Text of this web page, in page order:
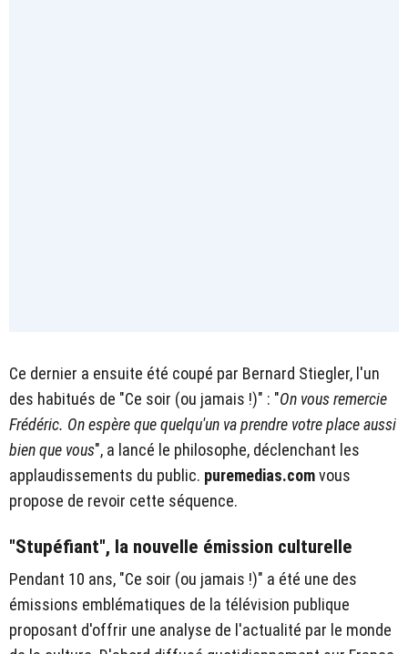
Ce dernier a ensuite été coupé par Bernard Stiegler, l'un
des habitués de "Ce soir (ou jamais !)" : "On vous remercie
Frédéric. On espère que quelqu'un va prendre votre place aussi
bien que vous", a lancé le philosophe, déclenchant les
applaudissements du public. puremedias.comvous
propose de revoir cette séquence.
"Stupéfiant", la nouvelle émission culturelle
Pendant 10 ans, "Ce soir (ou jamais !)" a été une des
émissions emblématiques de la télévision publique
proposant d'offrir une analyse de l'actualité par le monde